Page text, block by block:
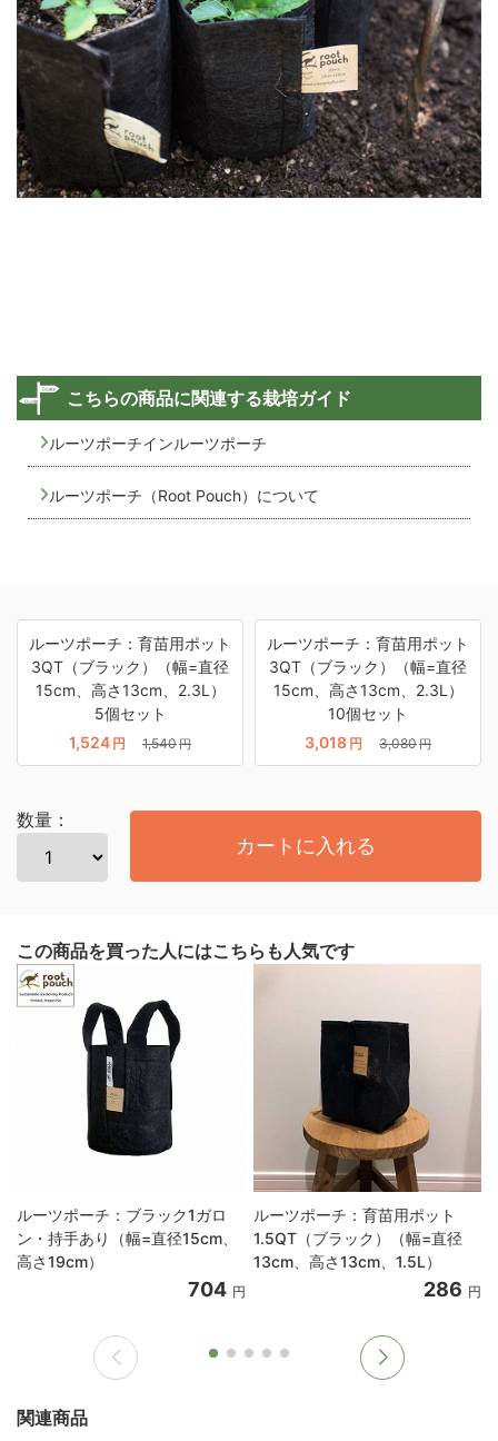
こちらの商品に関連する栽培ガイド
ルーツポーチインルーツポーチ
ルーツポーチ（Root Pouch）について
ルーツポーチ：育苗用ポット
3QT（ブラック）（幅=直径
15cm、高さ13cm、2.3L）
5個セット
1,524 円 1,540円
ルーツポーチ：育苗用ポット
3QT（ブラック）（幅=直径
15cm、高さ13cm、2.3L）
10個セット
3,018 円 3,080円
数量：
カートに入れる
この商品を買った人にはこちらも人気です
ルーツポーチ：ブラック1ガロ
ン・持手あり（幅=直径15cm、
高さ19cm）
704 円
ルーツポーチ：育苗用ポット
1.5QT（ブラック）（幅=直径
13cm、高さ13cm、1.5L）
286 円
関連商品